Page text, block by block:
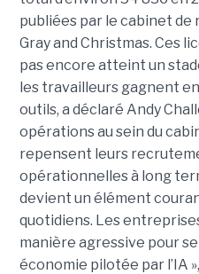
publiées par le cabinet de
Gray and Christmas. Ces
pas encore atteint un
les travailleurs gagnent
outils, a déclaré Andy
opérations au sein du
repensent leurs
opérationnelles à long
devient un élément
quotidiens. Les
manière agressive pour
économie pilotée par l’IA